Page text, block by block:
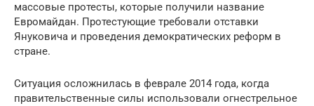
массовые протесты, которые получили название
Евромайдан. Протестующие требовали отставки
Януковича и проведения демократических реформ в
стране.
Ситуация осложнилась в феврале 2014 года, когда
правительственные силы использовали огнестрельное